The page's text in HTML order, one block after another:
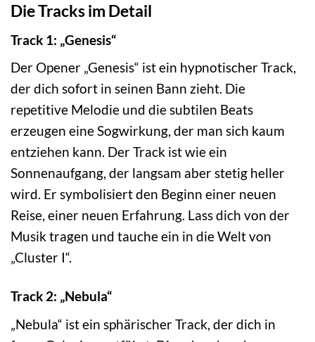
Die Tracks im Detail
Track 1: „Genesis“
Der Opener „Genesis“ ist ein hypnotischer Track,
der dich sofort in seinen Bann zieht. Die
repetitive Melodie und die subtilen Beats
erzeugen eine Sogwirkung, der man sich kaum
entziehen kann. Der Track ist wie ein
Sonnenaufgang, der langsam aber stetig heller
wird. Er symbolisiert den Beginn einer neuen
Reise, einer neuen Erfahrung. Lass dich von der
Musik tragen und tauche ein in die Welt von
„Cluster I“.
Track 2: „Nebula“
„Nebula“ ist ein sphärischer Track, der dich in